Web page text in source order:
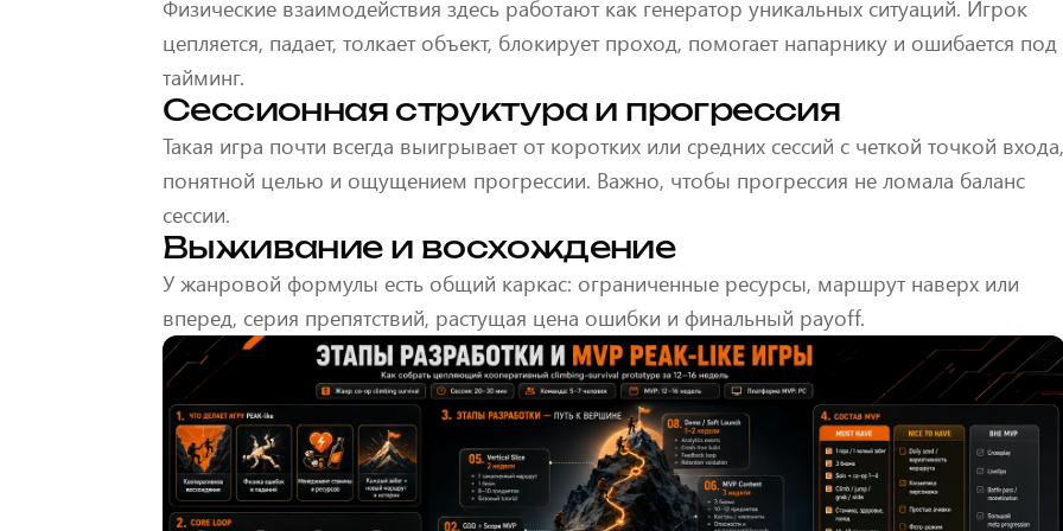
Физические взаимодействия здесь работают как генератор уникальных ситуаций. Игрок
цепляется, падает, толкает объект, блокирует проход, помогает напарнику и ошибается под
тайминг.
Сессионная структура и прогрессия
Такая игра почти всегда выигрывает от коротких или средних сессий с четкой точкой входа,
понятной целью и ощущением прогрессии. Важно, чтобы прогрессия не ломала баланс
сессии.
Выживание и восхождение
У жанровой формулы есть общий каркас: ограниченные ресурсы, маршрут наверх или
вперед, серия препятствий, растущая цена ошибки и финальный payoff.